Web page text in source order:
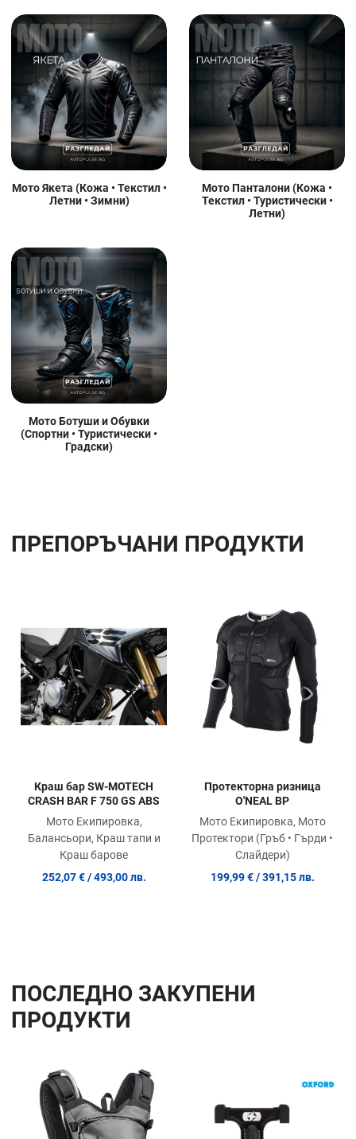
Мото Якета (Кожа • Текстил •
Летни • Зимни)
Мото Панталони (Кожа •
Текстил • Туристически •
Летни)
Мото Ботуши и Обувки
(Спортни • Туристически •
Градски)
ПРЕПОРЪЧАНИ ПРОДУКТИ
Сравни продукт
Quick View
Краш бар SW-MOTECH
CRASH BAR F 750 GS ABS
Мото Екипировка,
Балансьори, Краш тапи и
Краш барове
252,07 € / 493,00 лв.
Протекторна ризница
O'NEAL BP
Мото Екипировка, Мото
Протектори (Гръб • Гърди •
Слайдери)
199,99 € / 391,15 лв.
ПОСЛЕДНO ЗАКУПЕНИ
ПРОДУКТИ
Сравни продукт